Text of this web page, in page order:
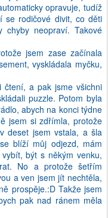
opravuje, tudíž
se rodičové divit, co děti
neopraví. Takové
jsem zase začínala
vyskládala myčku,
čtení, a pak jsme všichni
puzzle. Potom byla
abych na konci týdne
jsem si zdřímla, protože
deset jsem vstala, a šla
blíží můj odjezd, mám
být s někým venku,
No a protože šetřím
a ven jsem jít nechtěla,
prospěje.:D Takže jsem
pak nad ránem měla